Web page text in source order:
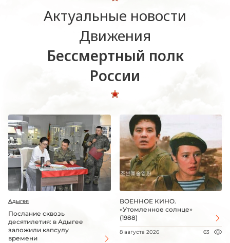
Актуальные новости
Движения
Бессмертный полк
России
Адыгея
Послание сквозь
десятилетия: в Адыгее
заложили капсулу
времени
ВОЕННОЕ КИНО.
«Утомленное солнце»
(1988)
8 августа 2026 63